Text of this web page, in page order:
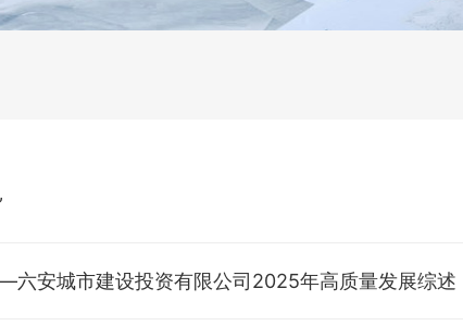
六安城市建设投资有限公司2025年高质量发展综述